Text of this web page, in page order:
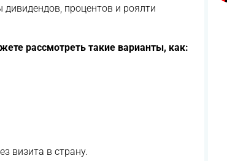
процентов и роялти
рассмотреть такие варианты, как:
визита в страну.